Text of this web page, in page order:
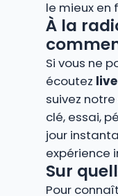
le mieux en
À la
Si vous ne
écoutez
suivez
clé, essai,
jour
expérience
Sur
Pour